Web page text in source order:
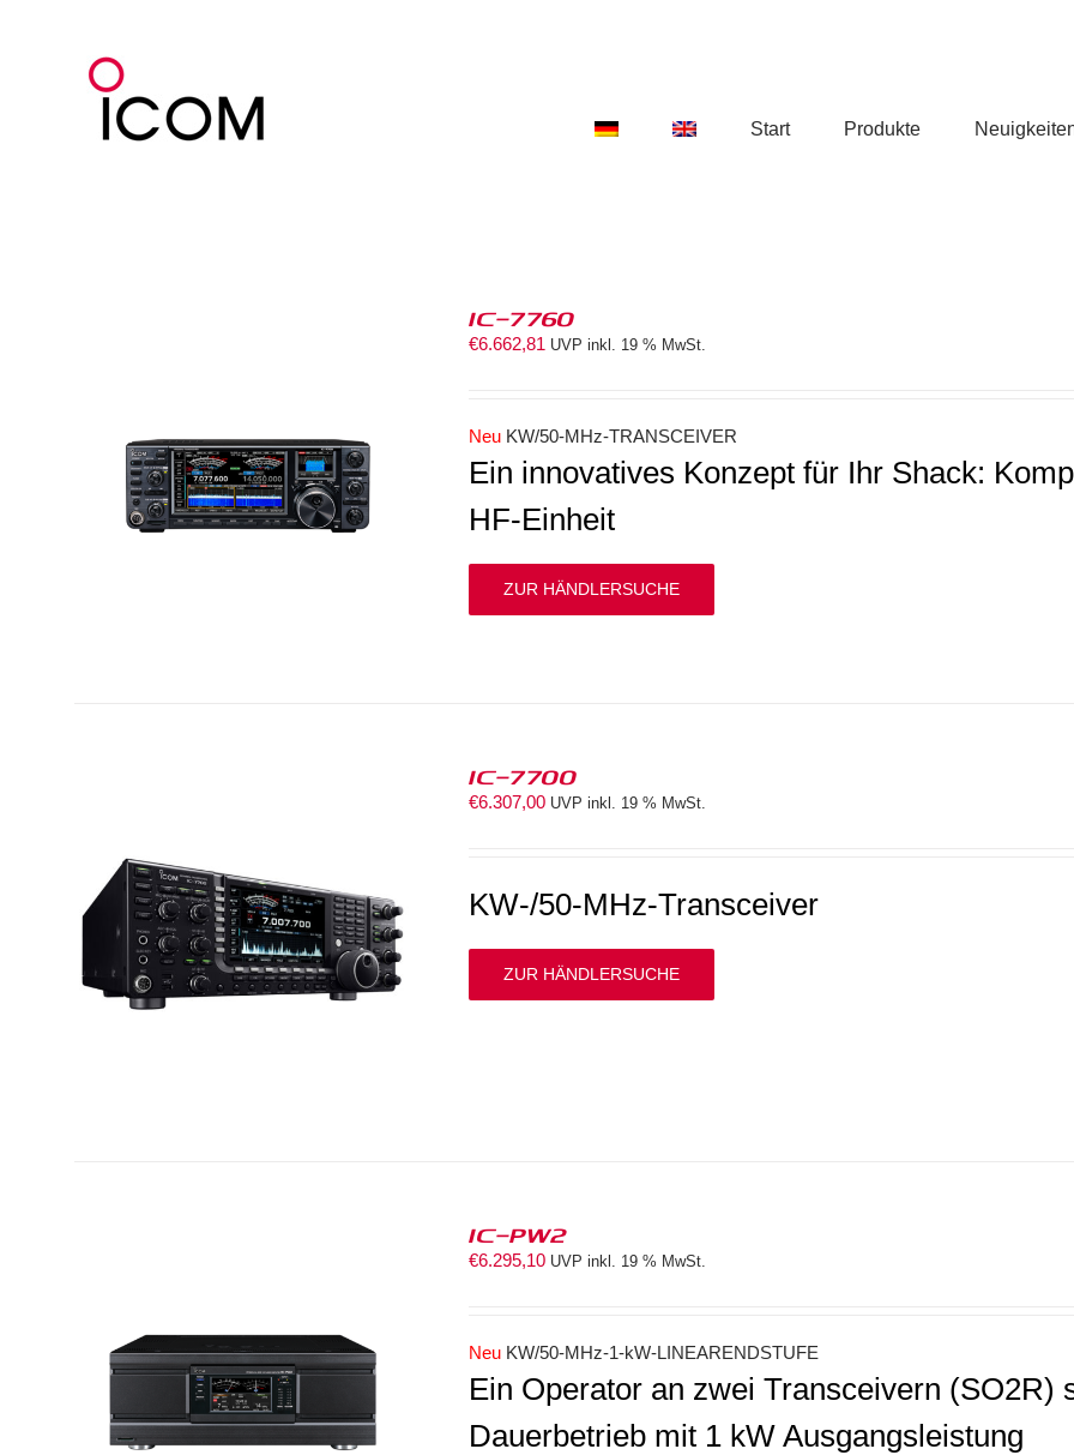
Start Produkte
IC-7760
€6.662,81 UVP inkl. 19 % MwSt.
Neu KW/50-MHz-TRANSCEIVER
Ein innovatives Konzept für Ihr Shack:
HF-Einheit
ZUR HÄNDLERSUCHE
IC-7700
€6.307,00 UVP inkl. 19 % MwSt.
KW-/50-MHz-Transceiver
ZUR HÄNDLERSUCHE
IC-PW2
€6.295,10 UVP inkl. 19 % MwSt.
Neu KW/50-MHz-1-kW-LINEARENDSTUFE
Ein Operator an zwei Transceivern (SO2R)
Dauerbetrieb mit 1 kW Ausgangsleistung